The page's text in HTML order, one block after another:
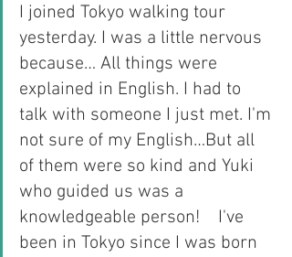
I joined Tokyo walking tour
yesterday. I was a little nervous
because… All things were
explained in English. I had to
talk with someone I just met. I'm
not sure of my English…But all
of them were so kind and Yuki
who guided us was a
knowledgeable person!　I've
been in Tokyo since I was born